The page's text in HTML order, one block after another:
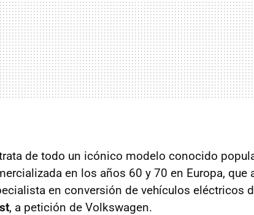
de todo un icónico modelo conocido
en los años 60 y 70 en Europa, que
en conversión de vehículos eléctricos
, a petición de Volkswagen.